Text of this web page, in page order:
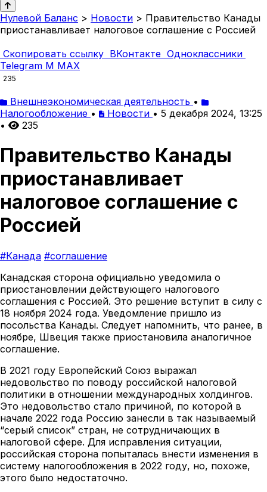
Нулевой Баланс > Новости > Правительство Канады
приостанавливает налоговое соглашение с Россией
Скопировать ссылку ВКонтакте Одноклассники
Telegram M MAX
235
Внешнеэкономическая деятельность •
Налогообложение • Новости • 5 декабря 2024, 13:25
•
235
Правительство Канады
приостанавливает
налоговое соглашение с
Россией
#Канада #соглашение
Канадская сторона официально уведомила о
приостановлении действующего налогового
соглашения с Россией. Это решение вступит в силу с
18 ноября 2024 года. Уведомление пришло из
посольства Канады. Следует напомнить, что ранее, в
ноябре, Швеция также приостановила аналогичное
соглашение.
В 2021 году Европейский Союз выражал
недовольство по поводу российской налоговой
политики в отношении международных холдингов.
Это недовольство стало причиной, по которой в
начале 2022 года Россию занесли в так называемый
“серый список” стран, не сотрудничающих в
налоговой сфере. Для исправления ситуации,
российская сторона попыталась внести изменения в
систему налогообложения в 2022 году, но, похоже,
этого было недостаточно.